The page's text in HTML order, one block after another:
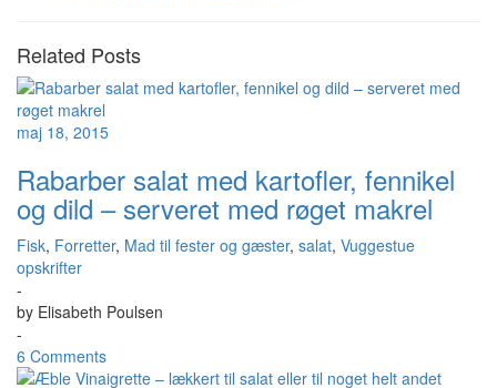
Related Posts
maj 18, 2015
Rabarber salat med kartofler, fennikel
og dild – serveret med røget makrel
Fisk, Forretter, Mad til fester og gæster, salat, Vuggestue
opskrifter
-
by Elisabeth Poulsen
-
6 Comments